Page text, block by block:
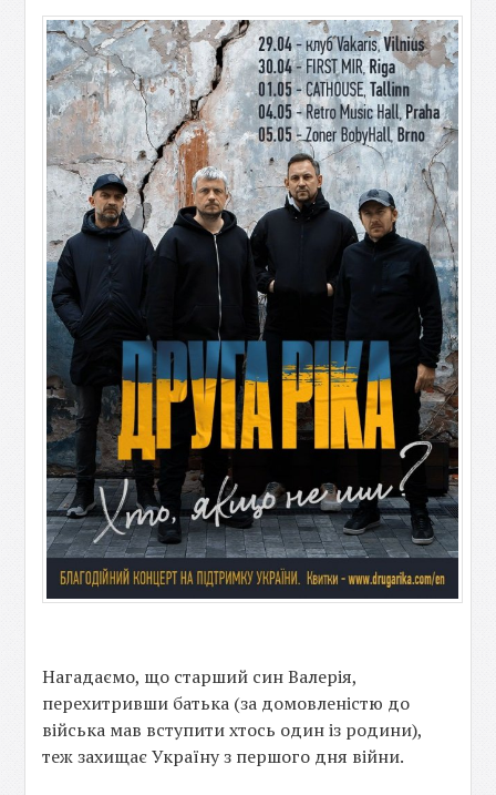
Нагадаємо, що старший син Валерія,
перехитривши батька (за домовленістю до
війська мав вступити хтось один із родини),
теж захищає Україну з першого дня війни.